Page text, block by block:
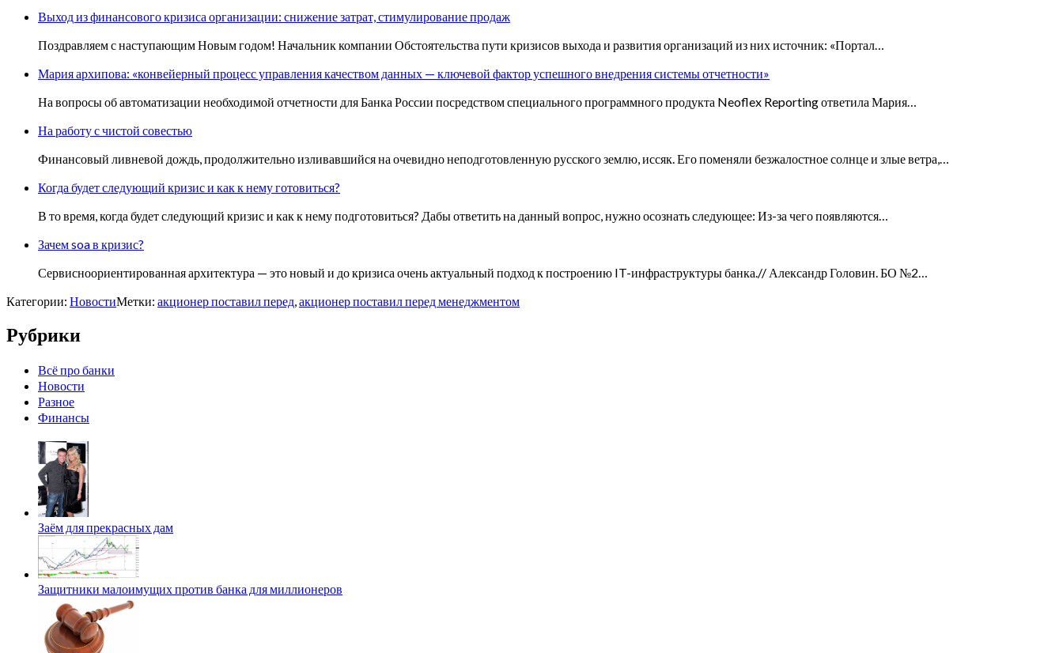
Выход из финансового кризиса организации: снижение затрат, стимулирование продаж
Поздравляем с наступающим Новым годом! Начальник компании Обстоятельства пути кризисов выхода и развития организаций из них источник: «Портал…
Мария архипова: «конвейерный процесс управления качеством данных — ключевой фактор успешного внедрения системы отчетности»
На вопросы об автоматизации необходимой отчетности для Банка России посредством специального программного продукта Neoflex Reporting ответила Мария…
На работу с чистой совестью
Финансовый ливневой дождь, продолжительно изливавшийся на очевидно неподготовленную русского землю, иссяк. Его поменяли безжалостное солнце и злые ветра,…
Когда будет следующий кризис и как к нему готовиться?
В то время, когда будет следующий кризис и как к нему подготовиться? Дабы ответить на данный вопрос, нужно осознать следующее: Из-за чего появляются…
Зачем soa в кризис?
Сервисноориентированная архитектура — это новый и до кризиса очень актуальный подход к построению IT-инфраструктуры банка.// Александр Головин. БО №2…
Категории: НовостиМетки: акционер поставил перед,акционер поставил перед менеджментом
Рубрики
Всё про банки
Новости
Разное
Финансы
Заём для прекрасных дам
Защитники малоимущих против банка для миллионеров